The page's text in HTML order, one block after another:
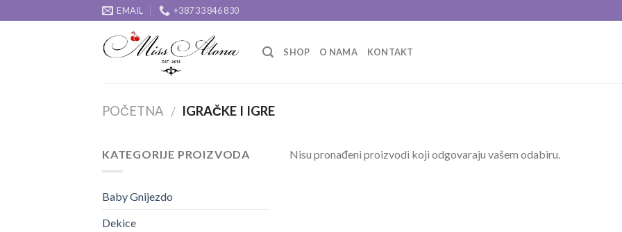
to
EMAIL +387 33 846 830
SHOP O NAMA KONTAKT
POČETNA / IGRAČKE I IGRE
KATEGORIJE PROIZVODA
Baby Gnijezdo
Dekice
Nisu pronađeni proizvodi koji odgovaraju vašem odabiru.